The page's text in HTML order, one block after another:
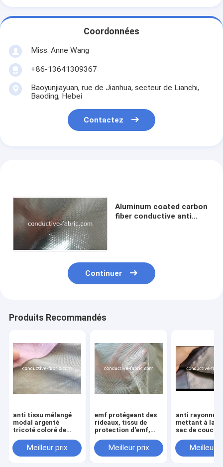
Coordonnées
Miss. Anne Wang
+86-13641309367
Baoyunjiayuan, rue de Jianhua, secteur de Lianchi,
Baoding, Hebei
Contactez
Aluminum coated carbon
fiber conductive anti
Continuer
Produits Recommandés
anti tissu mélangé
modal argenté
tricoté coloré de
l'habillement
Meilleur prix
emf protégeant des
rideaux, tissu de
protection d'emf,
moustiquaire de
rayonnement d'EMR,
Meilleur prix
anti
mettant à la
sac de
Meilleur